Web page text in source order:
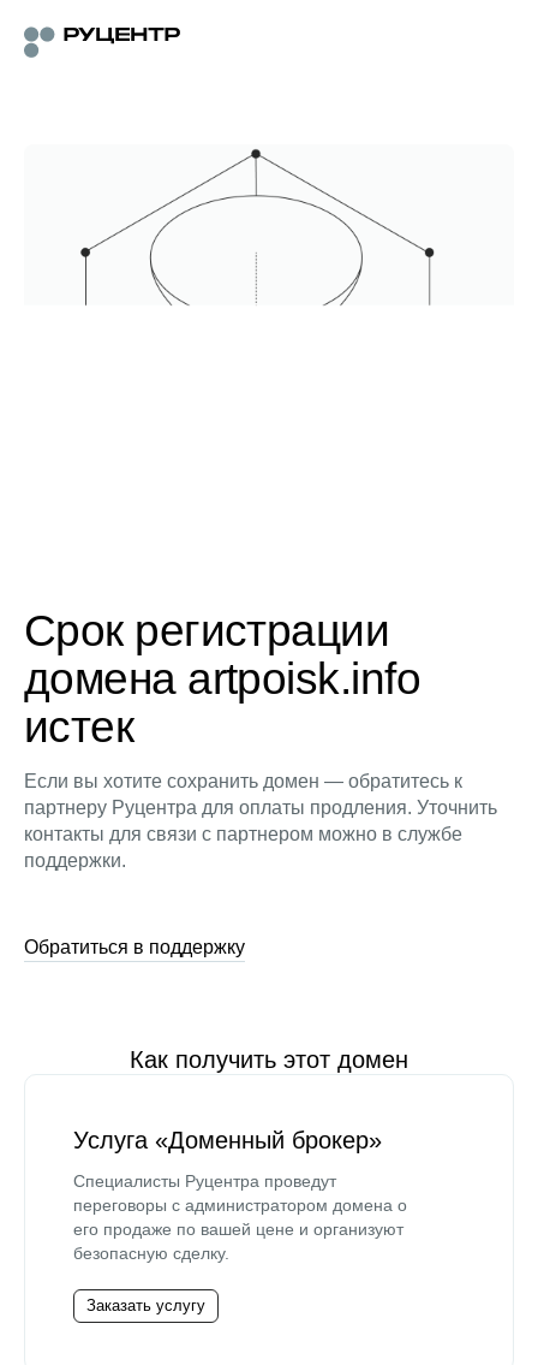
Срок регистрации
домена artpoisk.info
истек
Если вы хотите сохранить домен — обратитесь к
партнеру Руцентра для оплаты продления. Уточнить
контакты для связи с партнером можно в службе
поддержки.
Обратиться в поддержку
Как получить этот домен
Услуга «Доменный брокер»
Специалисты Руцентра проведут
переговоры с администратором домена о
его продаже по вашей цене и организуют
безопасную сделку.
Заказать услугу